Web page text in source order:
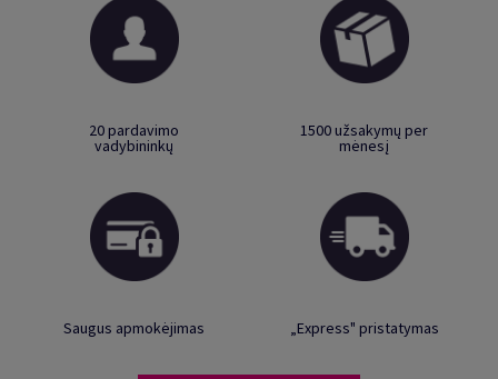
20 pardavimo
vadybininkų
1500 užsakymų per
mėnesį
Saugus apmokėjimas „Express" pristatymas